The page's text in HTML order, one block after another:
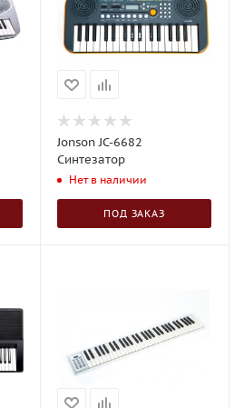
Jonson JC-6682
Синтезатор
Нет в наличии
ПОД ЗАКАЗ